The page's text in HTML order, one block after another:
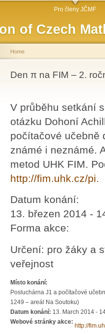
of Czech
Pro členy JČMF
You are here
Home
Den π na FIM – 2.
V průběhu setkání
otázku Dohoní
počítačové učebně
známé i neznámé.
metod UHK FIM.
http://fim.uhk.cz/pi.
Datum konání:
13. březen 2014 -
Forma akce:
Určení: pro žáky a
veřejnost
Místo konání:
Posluchárna J1 a počítačové
1249 – areál Na Soutoku)
Datum konání: 13. March 2014 -
Webové stránky akce:
http://